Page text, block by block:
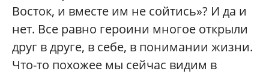
Восток, и вместе им не сойтись»? И да и
нет. Все равно героини многое открыли
друг в друге, в себе, в понимании жизни.
Что-то похожее мы сейчас видим в